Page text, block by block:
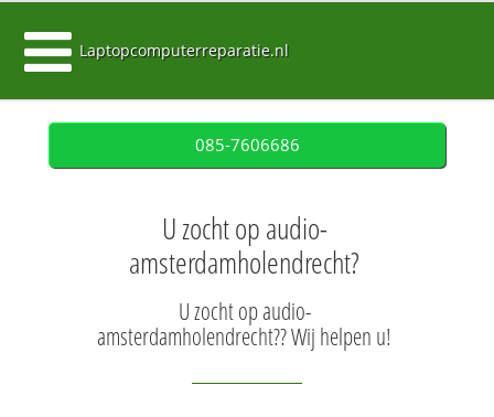
Laptopcomputerreparatie.nl
085-7606686
U zocht op audio-
amsterdamholendrecht?
U zocht op audio-
amsterdamholendrecht?? Wij helpen u!